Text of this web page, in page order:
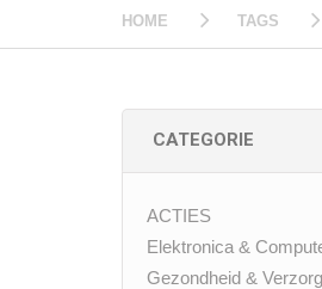
HOME TAGS
CATEGORIE
ACTIES
Elektronica &
Gezondheid &